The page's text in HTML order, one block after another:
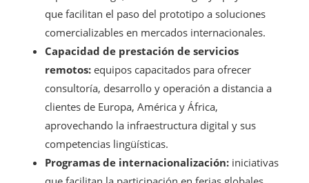
que facilitan el paso del prototipo a soluciones
comercializables en mercados internacionales.
Capacidad de prestación de servicios
remotos: equipos capacitados para ofrecer
consultoría, desarrollo y operación a distancia a
clientes de Europa, América y África,
aprovechando la infraestructura digital y sus
competencias lingüísticas.
Programas de internacionalización: iniciativas